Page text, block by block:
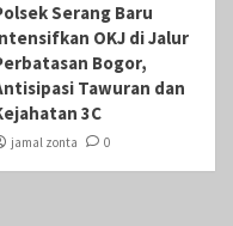
Serang Baru
OKJ di Jalur
Bogor,
Tawuran dan
3C
jamal zonta 0